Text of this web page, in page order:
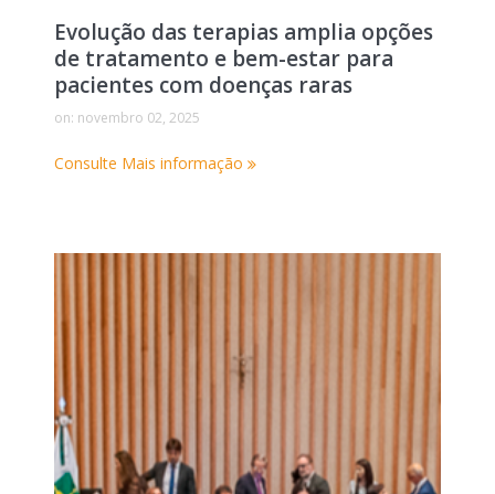
Evolução das terapias amplia opções
de tratamento e bem-estar para
pacientes com doenças raras
on: novembro 02, 2025
Consulte Mais informação